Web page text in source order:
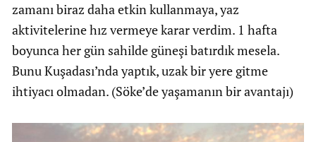
zamanı biraz daha etkin kullanmaya, yaz
aktivitelerine hız vermeye karar verdim. 1 hafta
boyunca her gün sahilde güneşi batırdık mesela.
Bunu Kuşadası’nda yaptık, uzak bir yere gitme
ihtiyacı olmadan. (Söke’de yaşamanın bir avantajı)